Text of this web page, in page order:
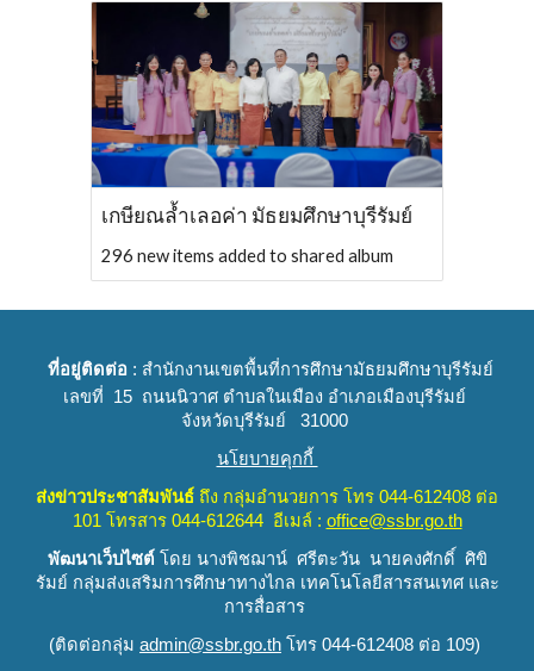
เกษียณล้ำเลอค่า มัธยมศึกษาบุรีรัมย์
296 new items added to shared album
ที่อยู่ติดต่อ : สำนักงานเขตพื้นที่การศึกษามัธยมศึกษาบุรีรัมย์
เลขที่ 15 ถนนนิวาศ ตำบลในเมือง อำเภอเมืองบุรีรัมย์
จังหวัดบุรีรัมย์ 31000
นโยบายคุกกี้
ส่งข่าวประชาสัมพันธ์ ถึง กลุ่มอำนวยการ โทร 044-612408 ต่อ
101 โทรสาร 044-612644 อีเมล์ : office@ssbr.go.th
พัฒนาเว็บไซต์ โดย นางพิชฌาน์ ศรีตะวัน นายคงศักดิ์ ศิขิ
รัมย์ กลุ่มส่งเสริมการศึกษาทางไกล เทคโนโลยีสารสนเทศ และ
การสื่อสาร
(ติดต่อกลุ่ม admin@ssbr.go.th โทร 044-612408 ต่อ 109)